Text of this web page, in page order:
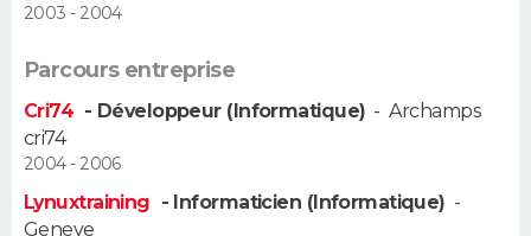
Dictionnaire
Biographies
Citations
Expressions
Proverbes
COPAINS D'AVANT
S'inscrire
Se connecter
Lycées
Collèges
Primaires
Universités
Entreprises
Service militaire
Avis de recherche
AVIS DE DÉCÈS
2003 - 2004
Parcours entreprise
Cri74 - Développeur (Informatique) - Archamps
cri74
2004 - 2006
Lynuxtraining - Informaticien (Informatique) -
Geneve